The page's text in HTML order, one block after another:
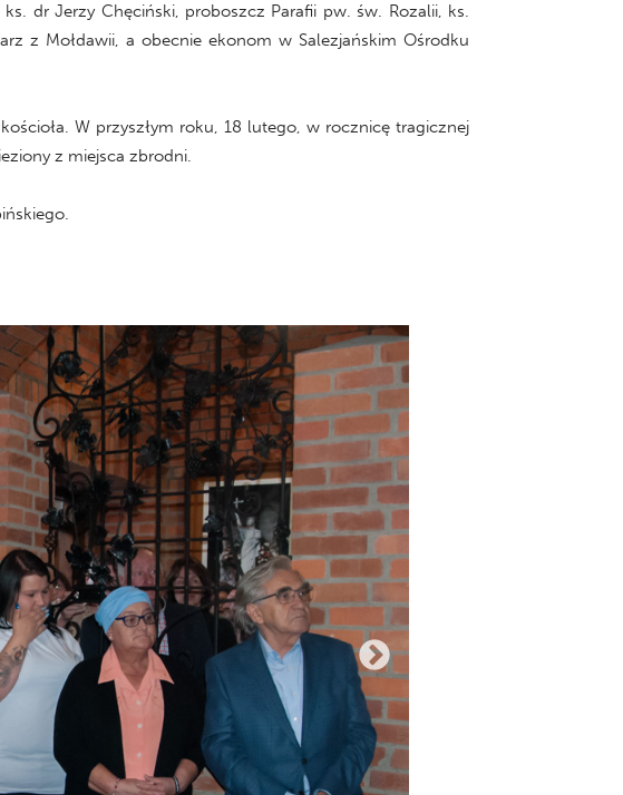
dr Jerzy Chęciński, proboszcz Parafii pw. św. Rozalii, ks.
z Mołdawii, a obecnie ekonom w Salezjańskim Ośrodku
W przyszłym roku, 18 lutego, w rocznicę tragicznej
z miejsca zbrodni.